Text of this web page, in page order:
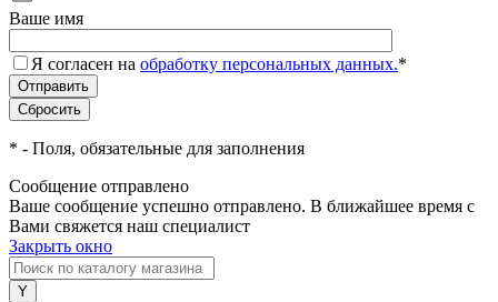
Ваше имя
Я согласен на обработку персональных данных.*
* - Поля, обязательные для заполнения
Сообщение отправлено
Ваше сообщение успешно отправлено. В ближайшее время с
Вами свяжется наш специалист
Закрыть окно